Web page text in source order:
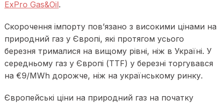
ExPro Gas&Oil.
Скорочення імпорту пов’язано з високими цінами на
природний газ у Європі, які протягом усього
березня трималися на вищому рівні, ніж в Україні. У
середньому газ у Європі (TTF) у березні торгувався
на €9/MWh дорожче, ніж на українському ринку.
Європейські ціни на природний газ на початку